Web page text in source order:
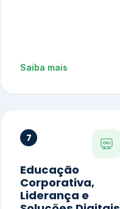
Saiba mais
7
Educação
Corporativa,
Liderança e